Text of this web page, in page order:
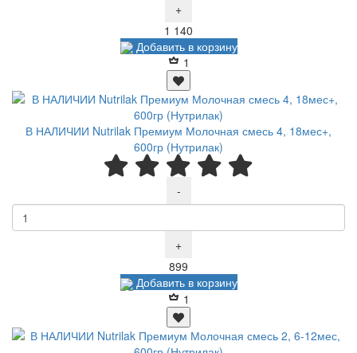
+
1 140
Добавить в корзину
1
В НАЛИЧИИ Nutrilak Премиум Молочная смесь 4, 18мес+,
600гр (Нутрилак)
-
+
899
Добавить в корзину
1